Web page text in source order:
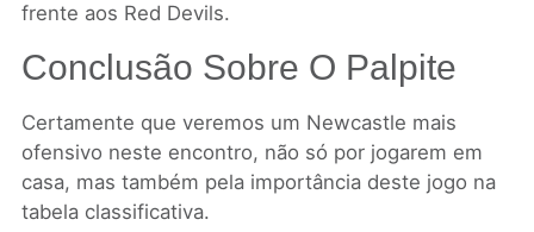
frente aos Red Devils.
Conclusão Sobre O Palpite
Certamente que veremos um Newcastle mais
ofensivo neste encontro, não só por jogarem em
casa, mas também pela importância deste jogo na
tabela classificativa.